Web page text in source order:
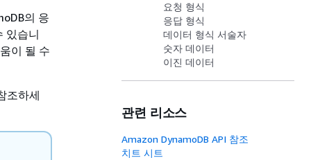
의 응
있습니
이 될 수
조하세
요청 형식
응답 형식
데이터 형식 서술자
숫자 데이터
이진 데이터
관련 리소스
Amazon DynamoDB API 참조
치트 시트